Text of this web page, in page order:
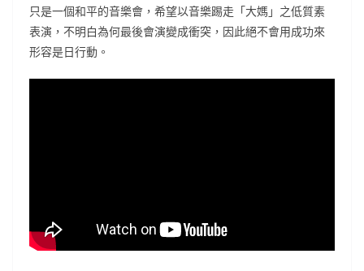
只是一個和平的音樂會，希望以音樂踢走「大媽」之低質素
表演，不明白為何最後會演變成衝突，因此絕不會用成功來
形容是日行動。